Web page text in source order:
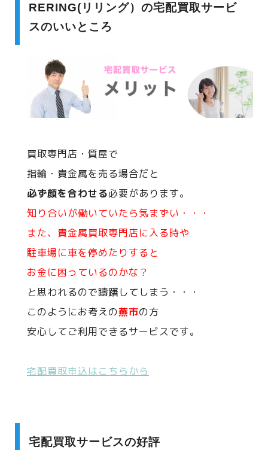
RERING(リリング）の宅配買取サービ
スのいいところ
買取専門店・質屋で
指輪・貴金属を売る場合だと
必ず顔を合わせる必要があります。
知り合いが働いていたら気まずい・・・
また、貴金属買取専門店に入る時や
駐車場に車を停めたりすると
お金に困っているのかな？
と思われるので躊躇してしまう・・・
このようにお考えの燕市の方
安心してご利用できるサービスです。
宅配買取申込はこちらから
宅配買取サービスの好評